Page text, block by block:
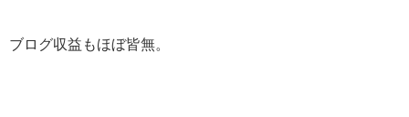
ブログ収益もほぼ皆無。